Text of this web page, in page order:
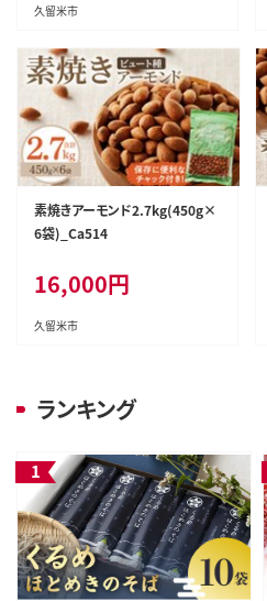
久留米市
素焼きアーモンド2.7kg(450g×
6袋)_Ca514
16,000円
久留米市
ランキング